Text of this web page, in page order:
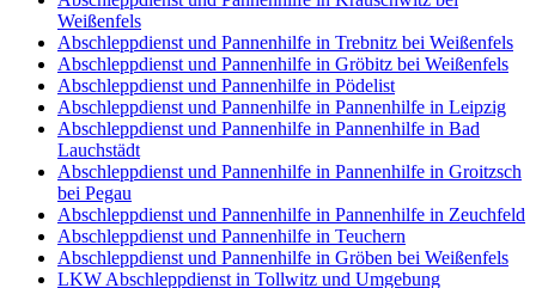
Weißenfels
Abschleppdienst und Pannenhilfe in Trebnitz bei Weißenfels
Abschleppdienst und Pannenhilfe in Gröbitz bei Weißenfels
Abschleppdienst und Pannenhilfe in Pödelist
Abschleppdienst und Pannenhilfe in Pannenhilfe in Leipzig
Abschleppdienst und Pannenhilfe in Pannenhilfe in Bad
Lauchstädt
Abschleppdienst und Pannenhilfe in Pannenhilfe in Groitzsch
bei Pegau
Abschleppdienst und Pannenhilfe in Pannenhilfe in Zeuchfeld
Abschleppdienst und Pannenhilfe in Teuchern
Abschleppdienst und Pannenhilfe in Gröben bei Weißenfels
LKW Abschleppdienst in Tollwitz und Umgebung